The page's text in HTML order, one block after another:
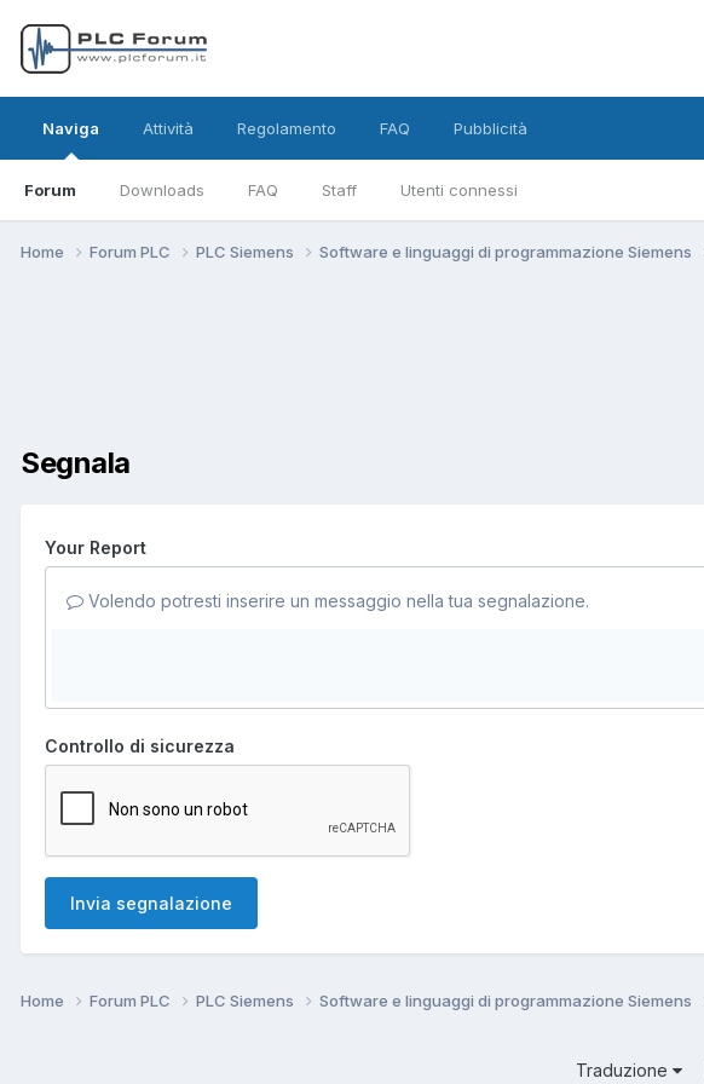
Naviga
Forum Downloads FAQ Staff Utenti connessi
Attività Regolamento FAQ Pubblicità
Home Forum PLC PLC Siemens Software e linguaggi di programmazione Siemens
Segnala
Your Report
Volendo potresti inserire un messaggio nella tua segnalazione.
Controllo di sicurezza
Invia segnalazione
Home Forum PLC PLC Siemens Software e linguaggi di programmazione Siemens
Traduzione